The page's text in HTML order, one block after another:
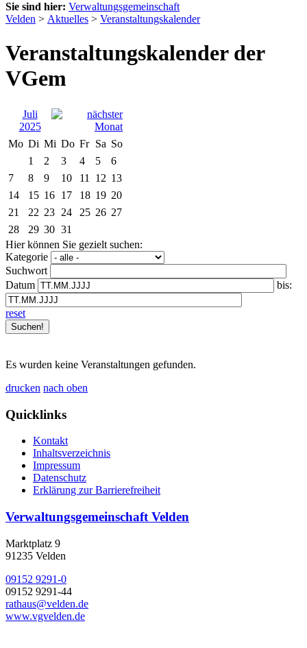
Sie sind hier: Verwaltungsgemeinschaft
Velden > Aktuelles > Veranstaltungskalender
Veranstaltungskalender der
VGem
Juli
2025
Mo Di Mi Do Fr Sa So
1
2 3 4 5
6
7
8 9 10 11 12 13
14
15 16 17 18 19 20
21
22 23 24 25 26 27
28
29 30 31
Hier können Sie gezielt suchen:
Kategorie
Suchwort
Datum
bis:
reset
Es wurden keine Veranstaltungen gefunden.
drucken nach oben
Quicklinks
Kontakt
Inhaltsverzeichnis
Impressum
Datenschutz
Erklärung zur Barrierefreiheit
Verwaltungsgemeinschaft Velden
Marktplatz 9
91235 Velden
09152 9291-0
09152 9291-44
rathaus@velden.de
www.vgvelden.de